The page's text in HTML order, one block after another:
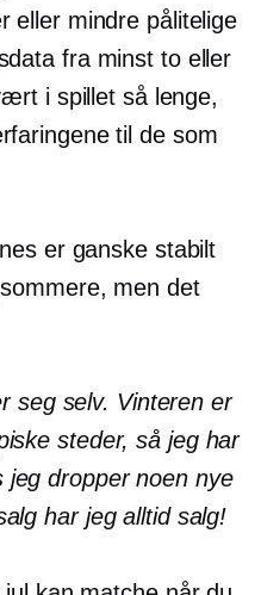
eller mindre pålitelige
fra minst to eller
i spillet så lenge,
til de som
er ganske stabilt
men det
seg selv. Vinteren er
steder, så jeg har
jeg dropper noen nye
har jeg alltid salg!